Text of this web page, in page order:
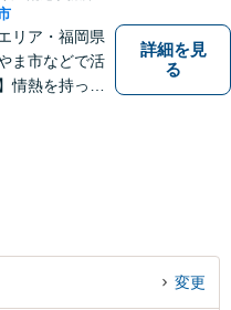
リア・福岡県
ま市などで活
情熱を持って
詳細を見
る
変更